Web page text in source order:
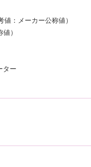
：メーカー公称値）
）
ター